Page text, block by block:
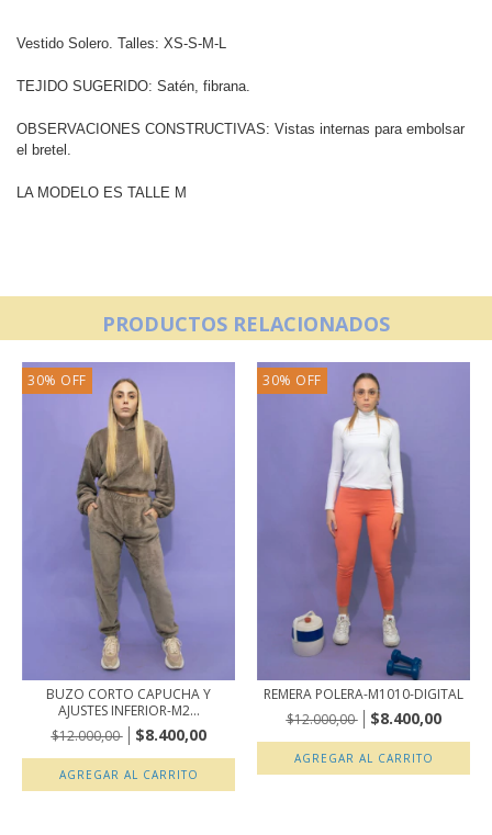
Vestido Solero. Talles: XS-S-M-L
TEJIDO SUGERIDO: Satén, fibrana.
OBSERVACIONES CONSTRUCTIVAS: Vistas internas para embolsar
el bretel.
LA MODELO ES TALLE M
PRODUCTOS RELACIONADOS
30% OFF
BUZO CORTO CAPUCHA Y
AJUSTES INFERIOR-M2...
$12.000,00
$8.400,00
AGREGAR AL CARRITO
30% OFF
REMERA POLERA-M1010-DIGITAL
$12.000,00
$8.400,00
AGREGAR AL CARRITO